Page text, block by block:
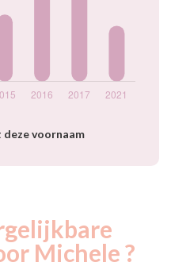
deze voornaam
Michele ?